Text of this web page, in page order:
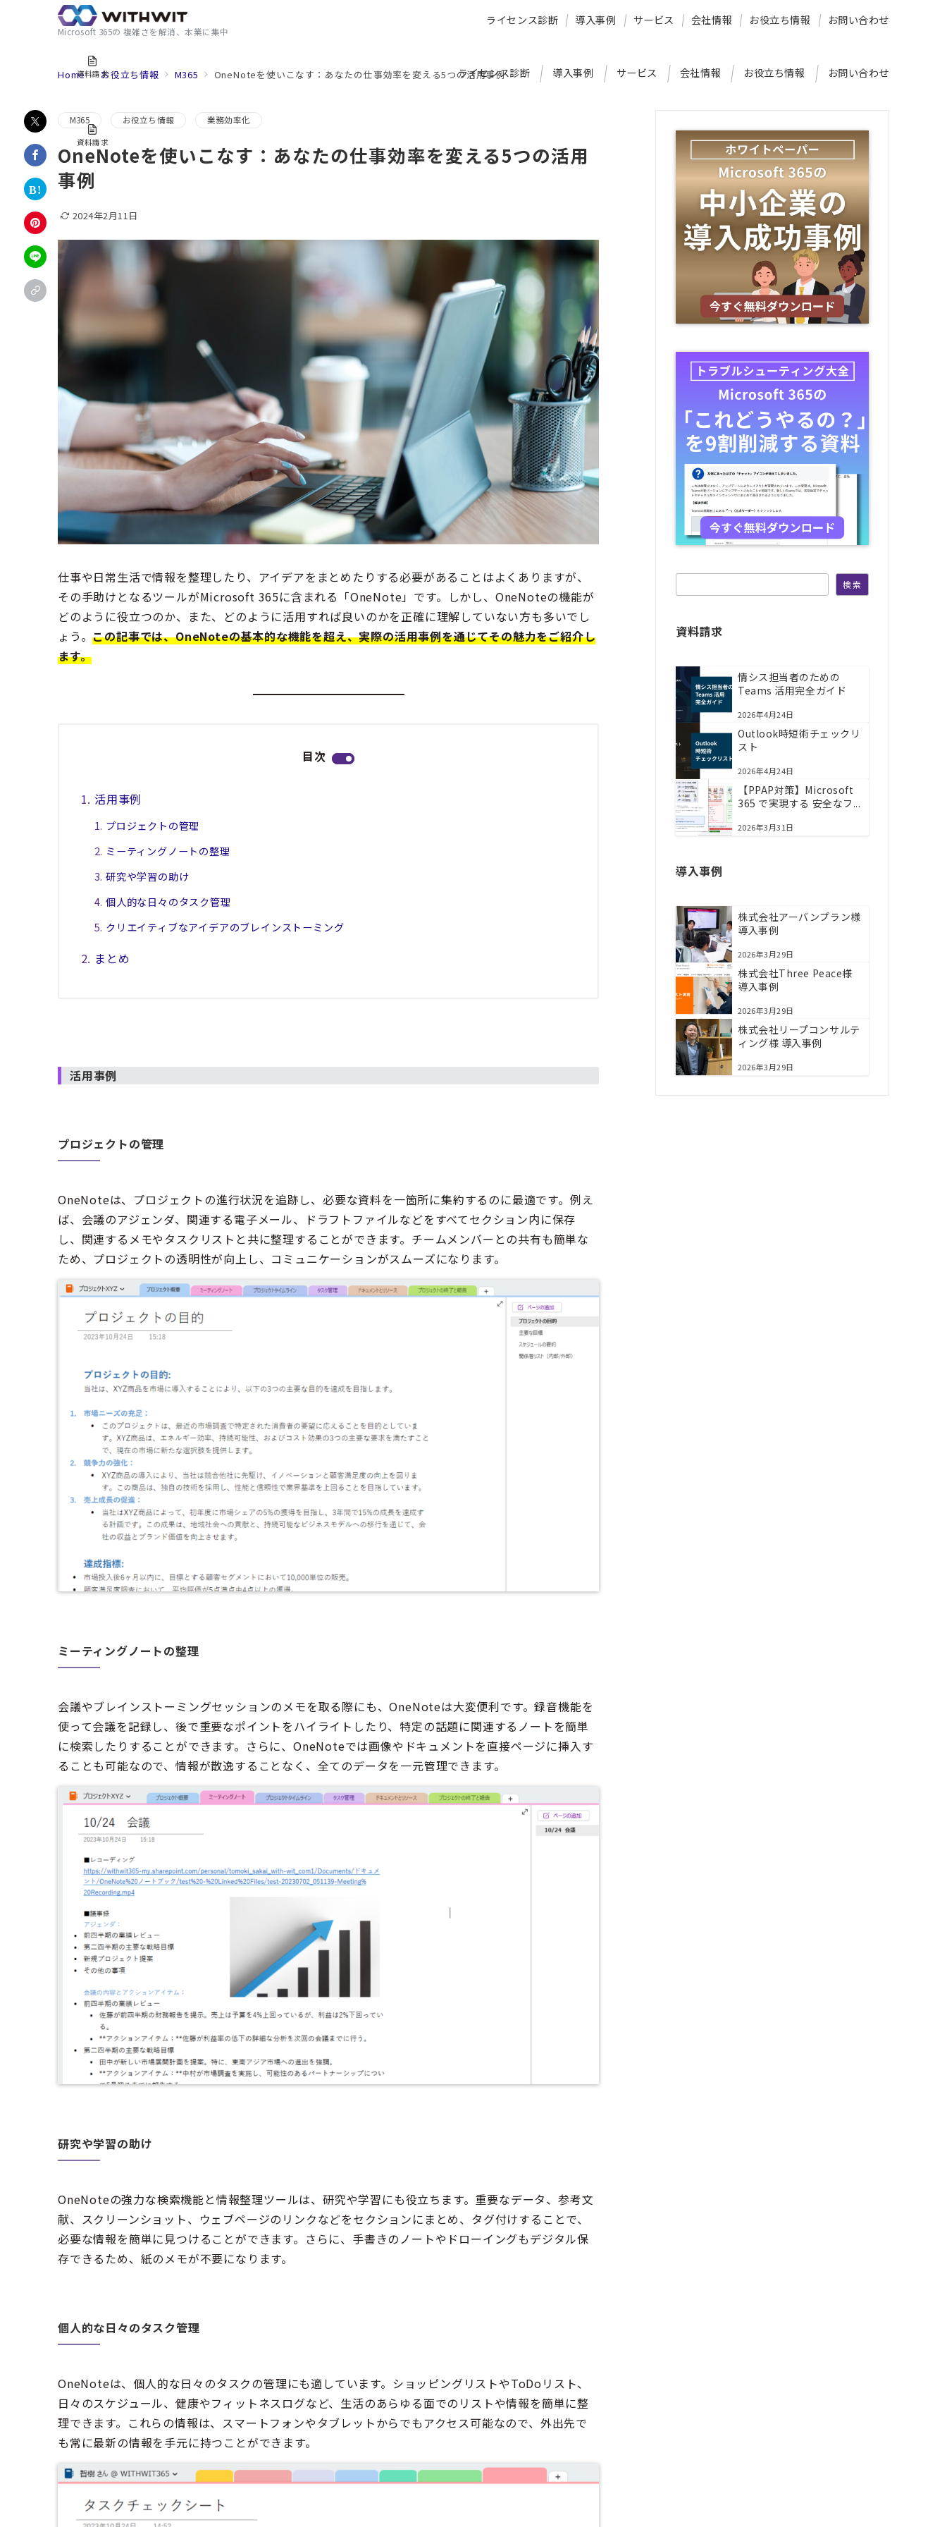
Microsoft 365の 複雑さを解消、本業に集中
ライセンス診断 導入事例 サービス 会社情報 お役立ち情報 お問い合わせ
資料請求
ライセンス診断 導入事例 サービス 会社情報 お役立ち情報 お問い合わせ
資料請求
Home お役立ち情報 M365 OneNoteを使いこなす：あなたの仕事効率を変える5つの活用事例
M365 お役立ち情報 業務効率化
OneNoteを使いこなす：あなたの仕事効率を変える5つの活用
事例
2024年2月11日
仕事や日常生活で情報を整理したり、アイデアをまとめたりする必要があることはよくありますが、
その手助けとなるツールがMicrosoft 365に含まれる「OneNote」です。しかし、OneNoteの機能が
どのように役立つのか、また、どのように活用すれば良いのかを正確に理解していない方も多いでし
ょう。この記事では、OneNoteの基本的な機能を超え、実際の活用事例を通じてその魅力をご紹介し
ます。
目次
活用事例
プロジェクトの管理
ミーティングノートの整理
研究や学習の助け
個人的な日々のタスク管理
クリエイティブなアイデアのブレインストーミング
まとめ
活用事例
プロジェクトの管理
OneNoteは、プロジェクトの進行状況を追跡し、必要な資料を一箇所に集約するのに最適です。例え
ば、会議のアジェンダ、関連する電子メール、ドラフトファイルなどをすべてセクション内に保存
し、関連するメモやタスクリストと共に整理することができます。チームメンバーとの共有も簡単な
ため、プロジェクトの透明性が向上し、コミュニケーションがスムーズになります。
ミーティングノートの整理
会議やブレインストーミングセッションのメモを取る際にも、OneNoteは大変便利です。録音機能を
使って会議を記録し、後で重要なポイントをハイライトしたり、特定の話題に関連するノートを簡単
に検索したりすることができます。さらに、OneNoteでは画像やドキュメントを直接ページに挿入す
ることも可能なので、情報が散逸することなく、全てのデータを一元管理できます。
研究や学習の助け
OneNoteの強力な検索機能と情報整理ツールは、研究や学習にも役立ちます。重要なデータ、参考文
献、スクリーンショット、ウェブページのリンクなどをセクションにまとめ、タグ付けすることで、
必要な情報を簡単に見つけることができます。さらに、手書きのノートやドローイングもデジタル保
存できるため、紙のメモが不要になります。
個人的な日々のタスク管理
OneNoteは、個人的な日々のタスクの管理にも適しています。ショッピングリストやToDoリスト、
日々のスケジュール、健康やフィットネスログなど、生活のあらゆる面でのリストや情報を簡単に整
理できます。これらの情報は、スマートフォンやタブレットからでもアクセス可能なので、外出先で
も常に最新の情報を手元に持つことができます。
検索
資料請求
情シス担当者のための
Teams 活用完全ガイド
2026年4月24日
Outlook時短術チェックリ
スト
2026年4月24日
【PPAP対策】Microsoft
365 で実現する 安全なフ...
2026年3月31日
導入事例
株式会社アーバンプラン様
導入事例
2026年3月29日
株式会社Three Peace様
導入事例
2026年3月29日
株式会社リープコンサルテ
ィング様 導入事例
2026年3月29日